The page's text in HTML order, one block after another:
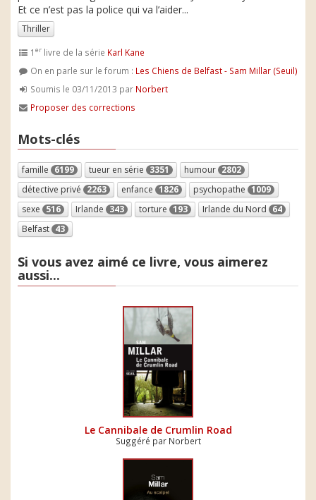
Et ce n’est pas la police qui va l’aider...
Thriller
1er livre de la série Karl Kane
On en parle sur le forum : Les Chiens de Belfast - Sam Millar (Seuil)
Soumis le 03/11/2013 par Norbert
Proposer des corrections
Mots-clés
famille 6199 tueur en série 3351 humour 2802
détective privé 2263 enfance 1826 psychopathe 1009
sexe 516 Irlande 343 torture 193 Irlande du Nord 64
Belfast 43
Si vous avez aimé ce livre, vous aimerez
aussi...
Le Cannibale de Crumlin Road
Suggéré par Norbert